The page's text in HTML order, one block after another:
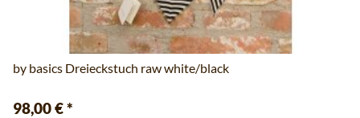
by basics Dreieckstuch raw white/black
98,00 €*